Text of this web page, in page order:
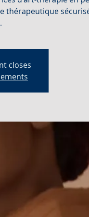
thérapeutique
closes